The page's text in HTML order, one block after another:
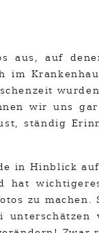
aus, auf
im
wir uns
ständig
in Hinblick
hat
zu